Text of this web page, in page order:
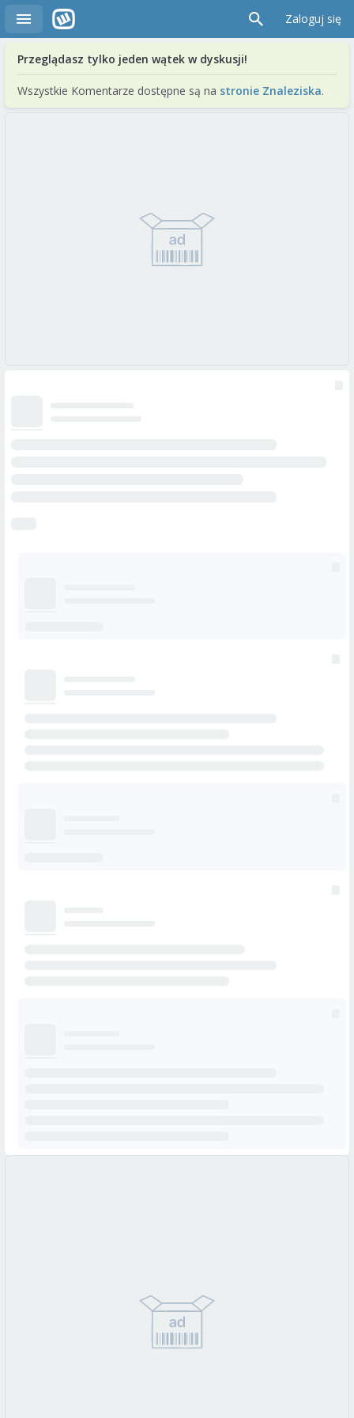
Zaloguj się
Przeglądasz tylko jeden wątek w dyskusji!
Wszystkie Komentarze dostępne są na stronie Znaleziska.